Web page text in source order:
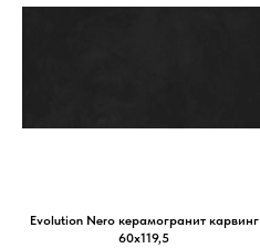
Evolution Nero керамогранит карвинг
60х119,5